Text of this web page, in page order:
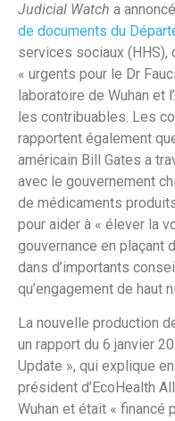
Judicial Watch a
de documents du
services sociaux (HHS),
« urgents pour le Dr
laboratoire de Wuhan et
les contribuables. Les
rapportent également
américain Bill Gates a
avec le gouvernement
de médicaments
pour aider à « élever la
gouvernance en plaçant
dans d’importants
qu’engagement de haut
La nouvelle production
un rapport du 6 janvier
Update », qui explique
président d’EcoHealth
Wuhan et était « financé